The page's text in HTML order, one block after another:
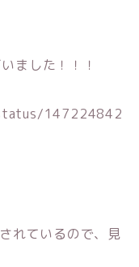
ました！！！
147224842
れているので、見